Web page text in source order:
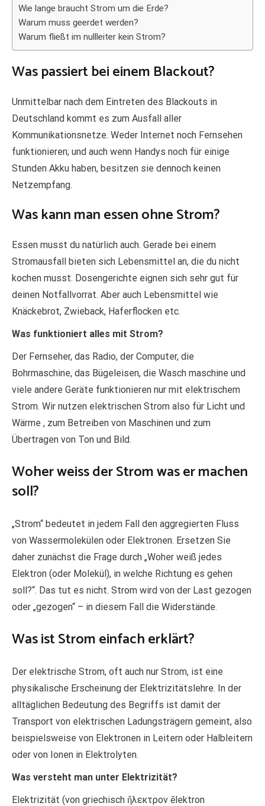
Wie lange braucht Strom um die Erde?
Warum muss geerdet werden?
Warum fließt im nullleiter kein Strom?
Was passiert bei einem Blackout?
Unmittelbar nach dem Eintreten des Blackouts in
Deutschland kommt es zum Ausfall aller
Kommunikationsnetze. Weder Internet noch Fernsehen
funktionieren; und auch wenn Handys noch für einige
Stunden Akku haben, besitzen sie dennoch keinen
Netzempfang.
Was kann man essen ohne Strom?
Essen musst du natürlich auch. Gerade bei einem
Stromausfall bieten sich Lebensmittel an, die du nicht
kochen musst. Dosengerichte eignen sich sehr gut für
deinen Notfallvorrat. Aber auch Lebensmittel wie
Knäckebrot, Zwieback, Haferflocken etc.
Was funktioniert alles mit Strom?
Der Fernseher, das Radio, der Computer, die
Bohrmaschine, das Bügeleisen, die Wasch maschine und
viele andere Geräte funktionieren nur mit elektrischem
Strom. Wir nutzen elektrischen Strom also für Licht und
Wärme , zum Betreiben von Maschinen und zum
Übertragen von Ton und Bild.
Woher weiss der Strom was er machen
soll?
„Strom“ bedeutet in jedem Fall den aggregierten Fluss
von Wassermolekülen oder Elektronen. Ersetzen Sie
daher zunächst die Frage durch „Woher weiß jedes
Elektron (oder Molekül), in welche Richtung es gehen
soll?“. Das tut es nicht. Strom wird von der Last gezogen
oder „gezogen“ – in diesem Fall die Widerstände.
Was ist Strom einfach erklärt?
Der elektrische Strom, oft auch nur Strom, ist eine
physikalische Erscheinung der Elektrizitätslehre. In der
alltäglichen Bedeutung des Begriffs ist damit der
Transport von elektrischen Ladungsträgern gemeint, also
beispielsweise von Elektronen in Leitern oder Halbleitern
oder von Ionen in Elektrolyten.
Was versteht man unter Elektrizität?
Elektrizität (von griechisch ἤλεκτρον ēlektron